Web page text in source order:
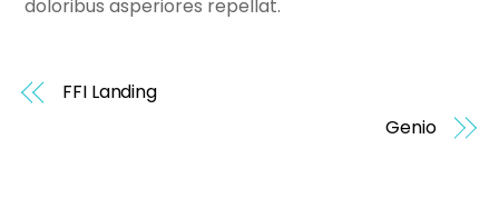
doloribus asperiores repellat.
FFI Landing
Genio